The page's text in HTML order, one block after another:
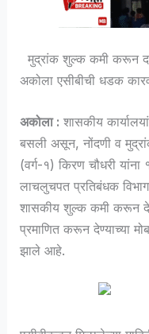
मुद्रांक शुल्क कमी करून
अकोला एसीबीची धडक
अकोला : शासकीय
बसली असून, नोंदणी व
(वर्ग-१) किरण चौधरी यांना
लाचलुचपत प्रतिबंधक
शासकीय शुल्क कमी करून
प्रमाणित करून देण्याच्या
झाले आहे.